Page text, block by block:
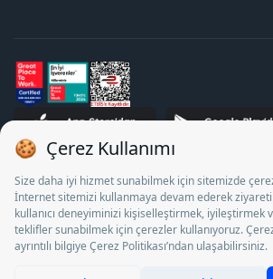
STJ İnsan Kaynakları Bilişim ve
Bürosu Olarak 13/05/2025 - 12/05/
faaliyette bulunmak üzere, Türkiye İş
18/04/2025 tarih ve 18095710 sayılı
belge ile faaliyet göstermektedir. 4904